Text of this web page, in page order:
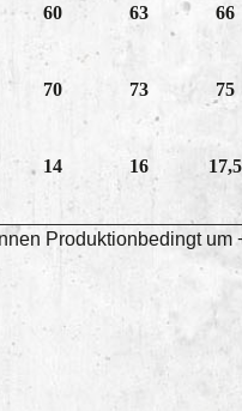
60 63 66
70 73 75
14 16 17,5
Produktionbedingt um